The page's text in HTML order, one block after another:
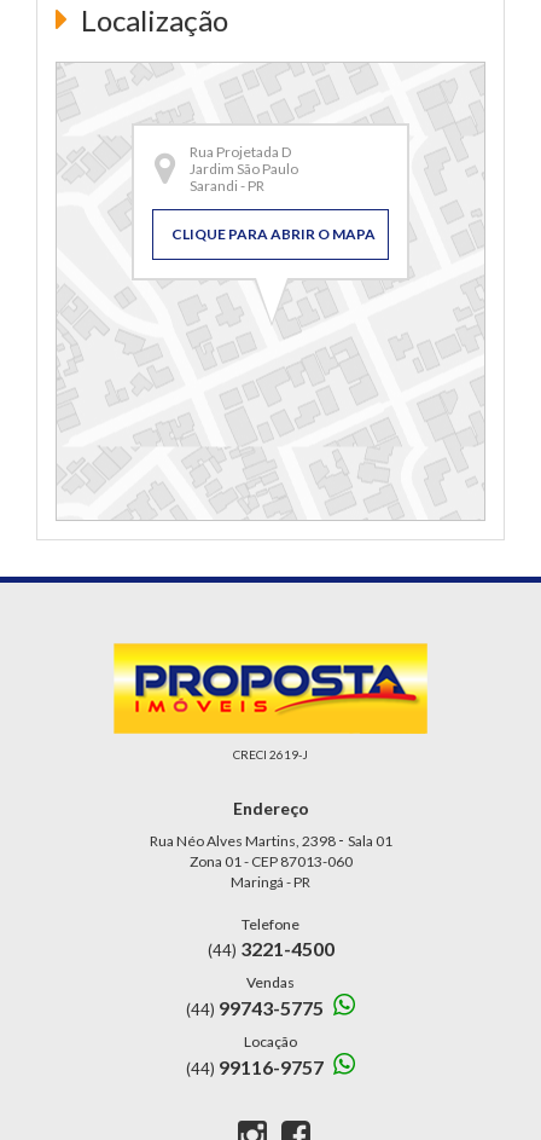
Localização
Rua Projetada D
Jardim São Paulo
Sarandi - PR
CLIQUE PARA ABRIR O MAPA
CRECI 2619-J
Endereço
Rua Néo Alves Martins, 2398 - Sala 01
Zona 01 - CEP 87013-060
Maringá - PR
Telefone
(44) 3221-4500
Vendas
(44) 99743-5775
Locação
(44) 99116-9757